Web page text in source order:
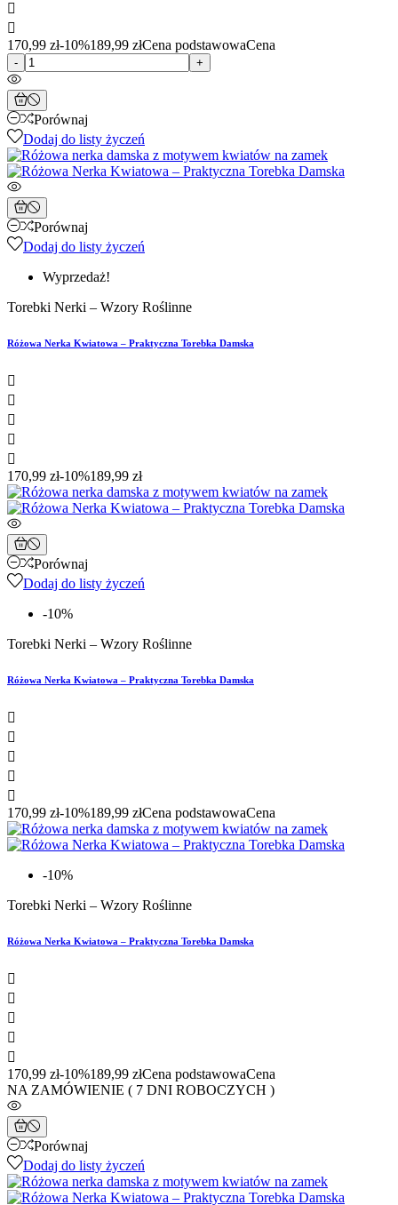


170,99 zł-10%189,99 złCena podstawowaCena
- +
Porównaj
Dodaj do listy życzeń
Porównaj
Dodaj do listy życzeń
Wyprzedaż!
Torebki Nerki – Wzory Roślinne
Różowa Nerka Kwiatowa – Praktyczna Torebka Damska





170,99 zł-10%189,99 zł
Porównaj
Dodaj do listy życzeń
-10%
Torebki Nerki – Wzory Roślinne
Różowa Nerka Kwiatowa – Praktyczna Torebka Damska





170,99 zł-10%189,99 złCena podstawowaCena
-10%
Torebki Nerki – Wzory Roślinne
Różowa Nerka Kwiatowa – Praktyczna Torebka Damska





170,99 zł-10%189,99 złCena podstawowaCena
NA ZAMÓWIENIE ( 7 DNI ROBOCZYCH )
Porównaj
Dodaj do listy życzeń